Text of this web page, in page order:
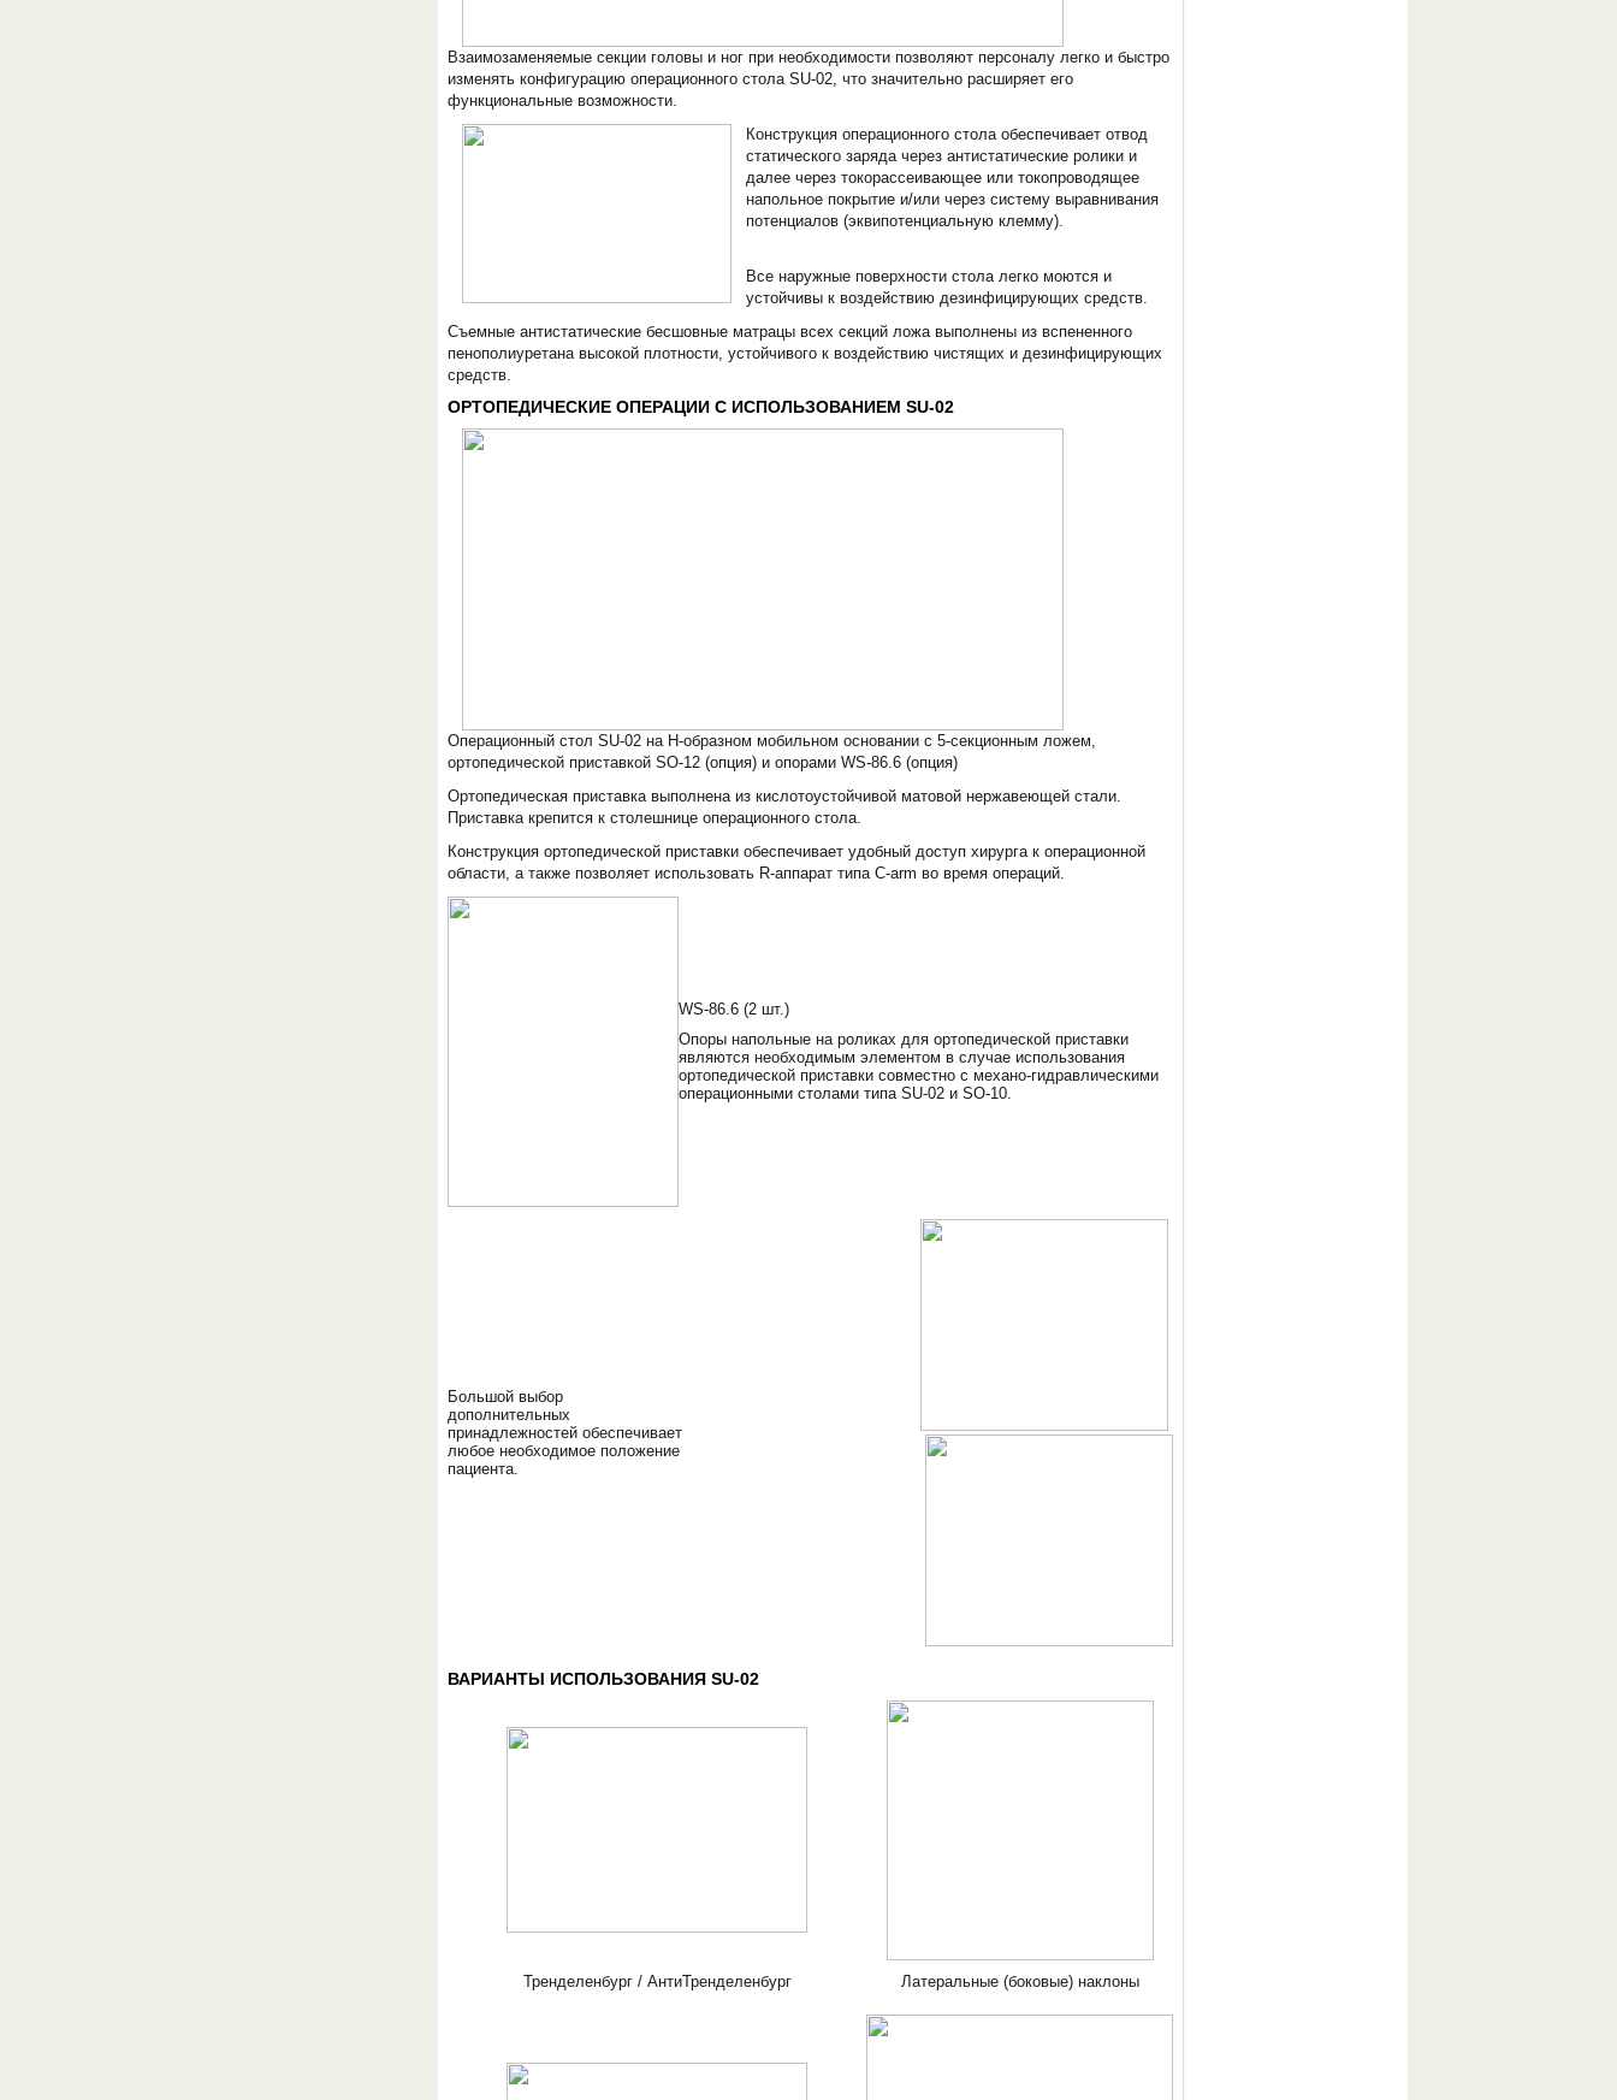
Взаимозаменяемые секции головы и ног при необходимости позволяют персоналу легко и быстро
изменять конфигурацию операционного стола SU-02, что значительно расширяет его
функциональные возможности.
Конструкция операционного стола обеспечивает отвод
статического заряда через антистатические ролики и
далее через токорассеивающее или токопроводящее
напольное покрытие и/или через систему выравнивания
потенциалов (эквипотенциальную клемму).
Все наружные поверхности стола легко моются и
устойчивы к воздействию дезинфицирующих средств.
Съемные антистатические бесшовные матрацы всех секций ложа выполнены из вспененного
пенополиуретана высокой плотности, устойчивого к воздействию чистящих и дезинфицирующих
средств.
ОРТОПЕДИЧЕСКИЕ ОПЕРАЦИИ С ИСПОЛЬЗОВАНИЕМ SU-02
Операционный стол SU-02 на Н-образном мобильном основании с 5-секционным ложем,
ортопедической приставкой SO-12 (опция) и опорами WS-86.6 (опция)
Ортопедическая приставка выполнена из кислотоустойчивой матовой нержавеющей стали.
Приставка крепится к столешнице операционного стола.
Конструкция ортопедической приставки обеспечивает удобный доступ хирурга к операционной
области, а также позволяет использовать R-аппарат типа C-arm во время операций.
WS-86.6 (2 шт.)
Опоры напольные на роликах для ортопедической приставки
являются необходимым элементом в случае использования
ортопедической приставки совместно с механо-гидравлическими
операционными столами типа SU-02 и SO-10.
Большой выбор
дополнительных
принадлежностей обеспечивает
любое необходимое положение
пациента.
ВАРИАНТЫ ИСПОЛЬЗОВАНИЯ SU-02
Тренделенбург / АнтиТренделенбург Латеральные (боковые) наклоны